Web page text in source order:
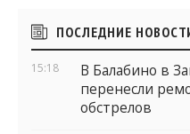
Боковые
виджеты
ПОСЛЕДНИЕ
15:18
В Балабино в
перенесли
обстрелов